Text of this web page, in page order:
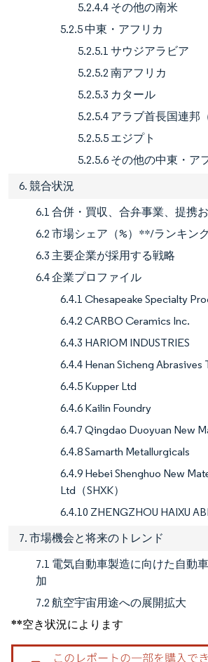
5.2.4.4 その他の南米
5.2.5 中東・アフリカ
5.2.5.1 サウジアラビア
5.2.5.2 南アフリカ
5.2.5.3 カタール
5.2.5.4 アラブ首長国連邦（
5.2.5.5 エジプト
5.2.5.6 その他の中東・ア
6. 競合状況
6.1 合併・買収、合弁事業、提携
6.2 市場シェア（%）**/ランキン
6.3 主要企業が採用する戦略
6.4 企業プロファイル
6.4.1 Chesapeake Specialty
6.4.2 CARBO Ceramics Inc.
6.4.3 HARIOM INDUSTRIES
6.4.4 Henan Sicheng Abrasives
6.4.5 Kupper Ltd
6.4.6 Kailin Foundry
6.4.7 Qingdao Duoyuan New
6.4.8 Samarth Metallurgicals
6.4.9 Hebei Shenghuo New
Ltd（SHXK）
6.4.10 ZHENGZHOU HAIXU
7. 市場機会と将来のトレンド
7.1 電気自動車製造に向けた自動
加
7.2 航空宇宙用途への展開拡大
**空き状況によります